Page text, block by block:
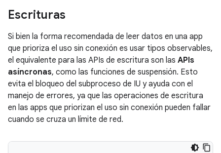
Escrituras
Si bien la forma recomendada de leer datos en una app
que prioriza el uso sin conexión es usar tipos observables,
el equivalente para las APIs de escritura son las APIs
asíncronas, como las funciones de suspensión. Esto
evita el bloqueo del subproceso de IU y ayuda con el
manejo de errores, ya que las operaciones de escritura
en las apps que priorizan el uso sin conexión pueden fallar
cuando se cruza un límite de red.